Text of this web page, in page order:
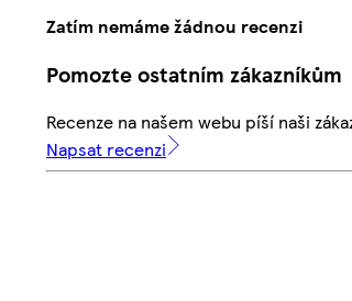
Zatím nemáme žádnou recenzi
Pomozte ostatním zákazníkům
Recenze na našem webu píší naši
Napsat recenzi